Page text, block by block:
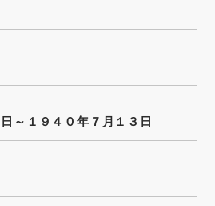
～１９４０年７月１３日